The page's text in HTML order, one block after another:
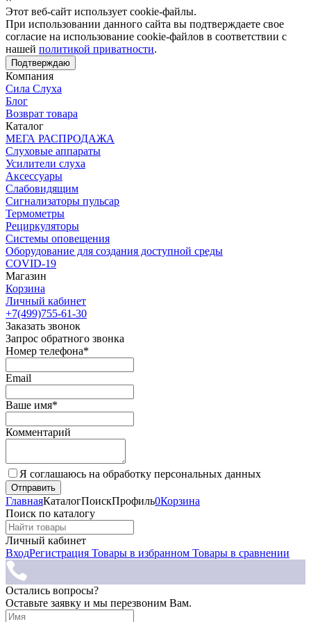
Этот веб-сайт использует cookie-файлы.
При использовании данного сайта вы подтверждаете свое
согласие на использование cookie-файлов в соответствии с
нашей политикой приватности.
Подтверждаю
Компания
Сила Слуха
Блог
Возврат товара
Каталог
МЕГА РАСПРОДАЖА
Слуховые аппараты
Усилители слуха
Аксессуары
Слабовидящим
Сигнализаторы пульсар
Термометры
Рециркуляторы
Cистемы оповещения
Оборудование для создания доступной среды
COVID-19
Магазин
Корзина
Личный кабинет
+7(499)755-61-30
Заказать звонок
Запрос обратного звонка
Номер телефона*
Email
Ваше имя*
Комментарий
Я соглашаюсь на обработку персональных данных
ГлавнаяКаталогПоискПрофиль0Корзина
Поиск по каталогу
Личный кабинет
ВходРегистрация Товары в избранном Товары в сравнении
Остались вопросы?
Оставьте заявку и мы перезвоним Вам.